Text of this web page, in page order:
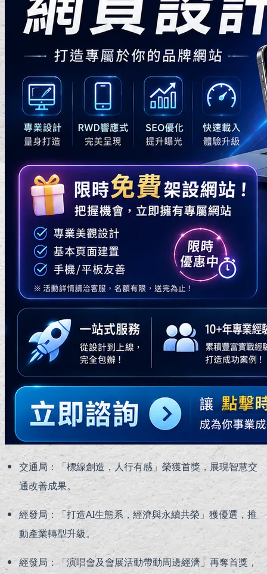
交通局：「標線創造，人行有感」榮獲首獎，展現智慧交
通改善成果。
經發局：「打造AI生態系，經濟與永續共榮」獲優選，推
動產業轉型升級。
經發局：「演唱會及會展活動帶動周邊經濟」再奪首獎，